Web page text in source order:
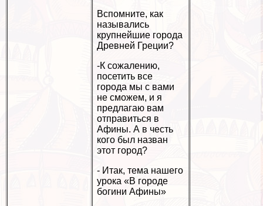
Вспомните, как
назывались
крупнейшие города
Древней Греции?
-К сожалению,
посетить все
города мы с вами
не сможем, и я
предлагаю вам
отправиться в
Афины. А в честь
кого был назван
этот город?
- Итак, тема нашего
урока «В городе
богини Афины»